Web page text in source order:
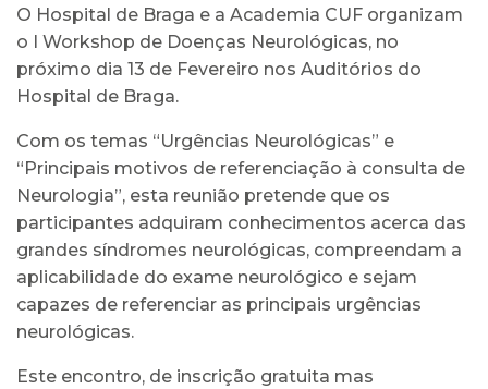
O Hospital de Braga e a Academia CUF organizam
o I Workshop de Doenças Neurológicas, no
próximo dia 13 de Fevereiro nos Auditórios do
Hospital de Braga.
Com os temas “Urgências Neurológicas” e
“Principais motivos de referenciação à consulta de
Neurologia”, esta reunião pretende que os
participantes adquiram conhecimentos acerca das
grandes síndromes neurológicas, compreendam a
aplicabilidade do exame neurológico e sejam
capazes de referenciar as principais urgências
neurológicas.
Este encontro, de inscrição gratuita mas